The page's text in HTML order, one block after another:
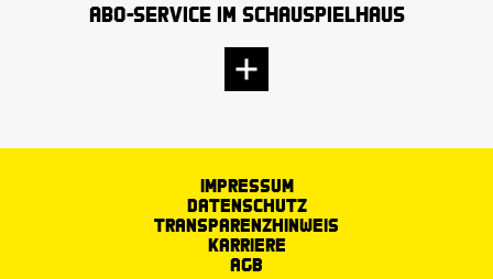
Abo-Service im Schauspielhaus
Impressum
Datenschutz
Transparenzhinweis
Karriere
AGB